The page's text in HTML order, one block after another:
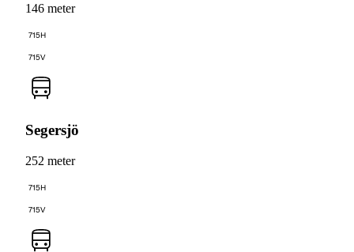
146 meter
715H
715V
Segersjö
252 meter
715H
715V